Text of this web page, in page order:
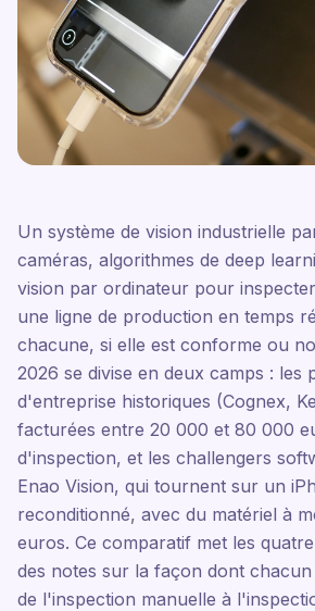
Un système de vision industrielle
caméras, algorithmes de deep
vision par ordinateur pour
une ligne de production en temps
chacune, si elle est conforme ou
2026 se divise en deux camps : les
d'entreprise historiques (Cognex,
facturées entre 20 000 et 80 000
d'inspection, et les challengers
Enao Vision, qui tournent sur un
reconditionné, avec du matériel à
euros. Ce comparatif met les
des notes sur la façon dont chacun
de l'inspection manuelle à